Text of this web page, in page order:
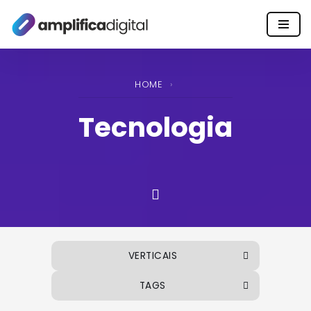
Pular
HOME ›
Tecnologia
VERTICAIS
TAGS